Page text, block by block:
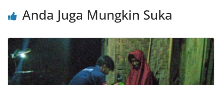
Anda Juga Mungkin Suka